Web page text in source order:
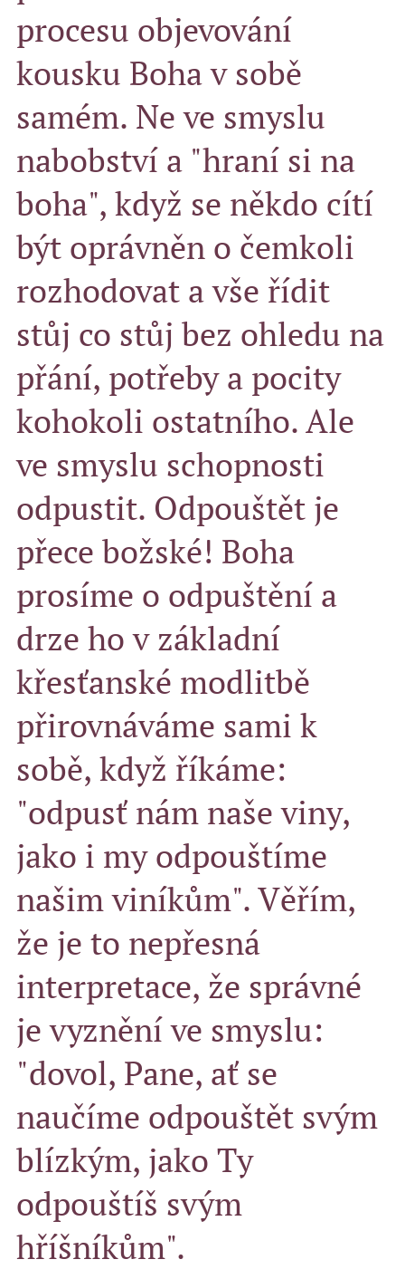
procesu objevování
kousku Boha v sobě
samém. Ne ve smyslu
nabobství a "hraní si na
boha", když se někdo cítí
být oprávněn o čemkoli
rozhodovat a vše řídit
stůj co stůj bez ohledu na
přání, potřeby a pocity
kohokoli ostatního. Ale
ve smyslu schopnosti
odpustit. Odpouštět je
přece božské! Boha
prosíme o odpuštění a
drze ho v základní
křesťanské modlitbě
přirovnáváme sami k
sobě, když říkáme:
"odpusť nám naše viny,
jako i my odpouštíme
našim viníkům". Věřím,
že je to nepřesná
interpretace, že správné
je vyznění ve smyslu:
"dovol, Pane, ať se
naučíme odpouštět svým
blízkým, jako Ty
odpouštíš svým
hříšníkům".